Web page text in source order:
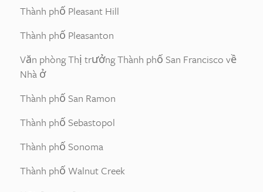
Thành phố Pleasant Hill
Thành phố Pleasanton
Văn phòng Thị trưởng Thành phố San Francisco về
Nhà ở
Thành phố San Ramon
Thành phố Sebastopol
Thành phố Sonoma
Thành phố Walnut Creek